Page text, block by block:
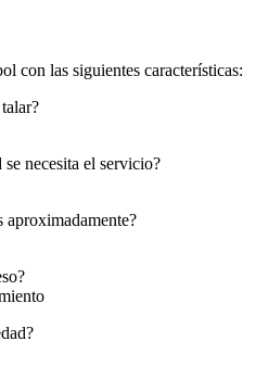
con las siguientes características:
necesita el servicio?
aproximadamente?